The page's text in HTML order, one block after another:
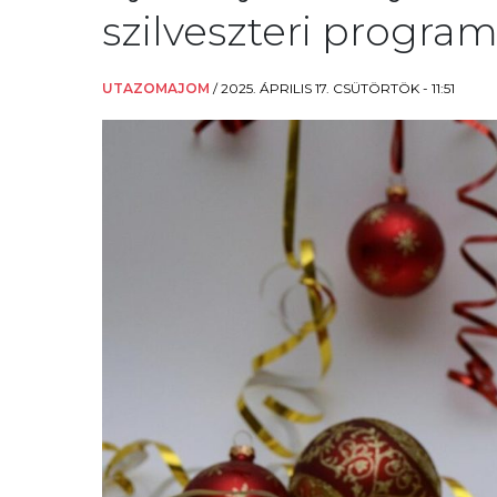
szilveszteri
UTAZOMAJOM /2025. ÁPRILIS 17. CSÜTÖRTÖK - 11:51